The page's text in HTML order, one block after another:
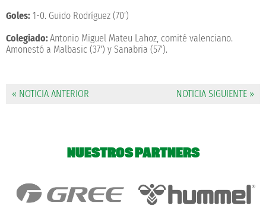
Goles: 1-0. Guido Rodríguez (70')
Colegiado:Antonio Miguel Mateu Lahoz, comité valenciano.
Amonestó a Malbasic (37') y Sanabria (57').
« NOTICIA ANTERIOR NOTICIA SIGUIENTE »
NUESTROS PARTNERS